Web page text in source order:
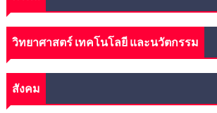
วิทยาศาสตร์ เทคโนโลยี และนวัตกรรม
สังคม